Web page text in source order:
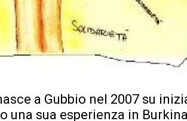
a Gubbio nel 2007 su
una sua esperienza in